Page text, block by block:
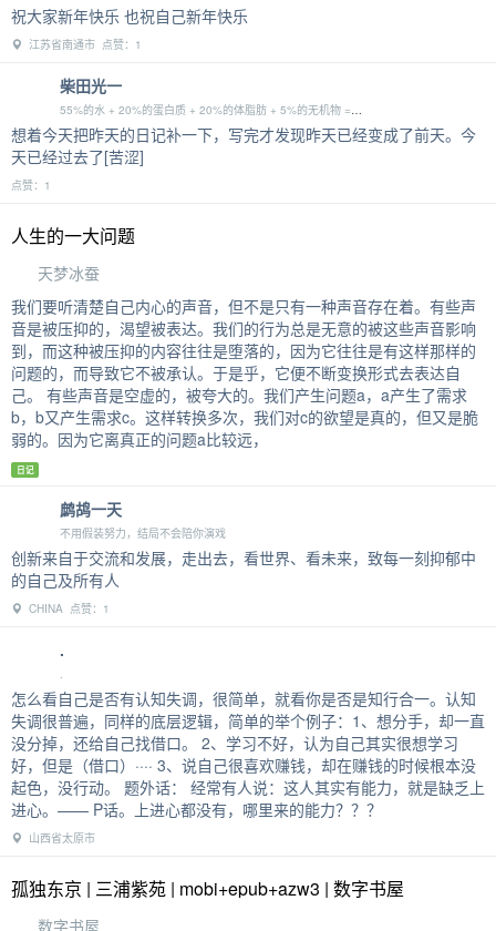
祝大家新年快乐 也祝自己新年快乐
江苏省南通市 点赞：1
柴田光一
55%的水 + 20%的蛋白质 + 20%的体脂肪 + 5%的无机物 = 100%的爱
想着今天把昨天的日记补一下，写完才发现昨天已经变成了前天。今
天已经过去了[苦涩]
点赞：1
人生的一大问题
天梦冰蚕
我们要听清楚自己内心的声音，但不是只有一种声音存在着。有些声
音是被压抑的，渴望被表达。我们的行为总是无意的被这些声音影响
到，而这种被压抑的内容往往是堕落的，因为它往往是有这样那样的
问题的，而导致它不被承认。于是乎，它便不断变换形式去表达自
己。 有些声音是空虚的，被夸大的。我们产生问题a，a产生了需求
b，b又产生需求c。这样转换多次，我们对c的欲望是真的，但又是脆
弱的。因为它离真正的问题a比较远，
日记
鹧鸪一天
不用假装努力，结局不会陪你演戏
创新来自于交流和发展，走出去，看世界、看未来，致每一刻抑郁中
的自己及所有人
CHINA 点赞：1
.
.
怎么看自己是否有认知失调，很简单，就看你是否是知行合一。认知
失调很普遍，同样的底层逻辑，简单的举个例子：1、想分手，却一直
没分掉，还给自己找借口。 2、学习不好，认为自己其实很想学习
好，但是（借口）···· 3、说自己很喜欢赚钱，却在赚钱的时候根本没
起色，没行动。 题外话： 经常有人说：这人其实有能力，就是缺乏上
进心。—— P话。上进心都没有，哪里来的能力？？？
山西省太原市
孤独东京 | 三浦紫苑 | mobi+epub+azw3 | 数字书屋
数字书屋